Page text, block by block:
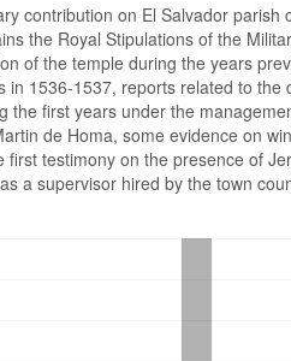
contribution on El Salvador parish
the Royal Stipulations of the
of the temple during the years
in 1536-1537, reports related to the
the first years under the
de Homa, some evidence on
first testimony on the presence of
a supervisor hired by the town